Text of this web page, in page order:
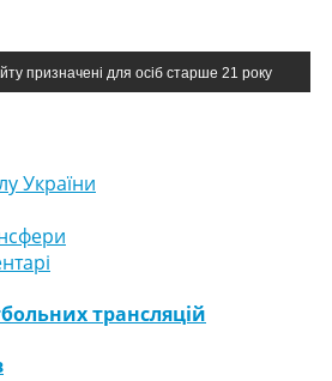
призначені для осіб старше 21 року
України
трансляцій